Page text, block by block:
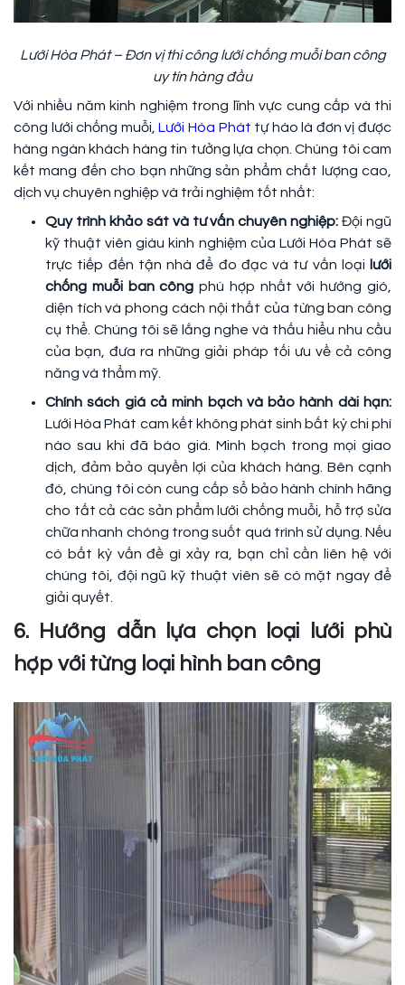
Lưới Hòa Phát – Đơn vị thi công lưới chống muỗi ban công
uy tín hàng đầu
Với nhiều năm kinh nghiệm trong lĩnh vực cung cấp và thi
công lưới chống muỗi,Lưới Hòa Phát tự hào là đơn vị được
hàng ngàn khách hàng tin tưởng lựa chọn. Chúng tôi cam
kết mang đến cho bạn những sản phẩm chất lượng cao,
dịch vụ chuyên nghiệp và trải nghiệm tốt nhất:
Quy trình khảo sát và tư vấn chuyên nghiệp:Đội ngũ
kỹ thuật viên giàu kinh nghiệm của Lưới Hòa Phát sẽ
trực tiếp đến tận nhà để đo đạc và tư vấn loại
lưới
chống muỗi ban công phù hợp nhất với hướng gió,
diện tích và phong cách nội thất của từng ban công
cụ thể. Chúng tôi sẽ lắng nghe và thấu hiểu nhu cầu
của bạn, đưa ra những giải pháp tối ưu về cả công
năng và thẩm mỹ.
Chính sách giá cả minh bạch và bảo hành dài hạn:
Lưới Hòa Phát cam kết không phát sinh bất kỳ chi phí
nào sau khi đã báo giá. Minh bạch trong mọi giao
dịch, đảm bảo quyền lợi của khách hàng. Bên cạnh
đó, chúng tôi còn cung cấp sổ bảo hành chính hãng
cho tất cả các sản phẩm lưới chống muỗi, hỗ trợ sửa
chữa nhanh chóng trong suốt quá trình sử dụng. Nếu
có bất kỳ vấn đề gì xảy ra, bạn chỉ cần liên hệ với
chúng tôi, đội ngũ kỹ thuật viên sẽ có mặt ngay để
giải quyết.
6. Hướng dẫn lựa chọn loại lưới phù
hợp với từng loại hình ban công